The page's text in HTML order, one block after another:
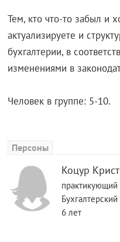
Тем, кто что-то забыл и
актуализируете и
бухгалтерии, в
изменениями в
Человек в группе: 5-10.
Персоны
Коцур
практикующий
6 лет